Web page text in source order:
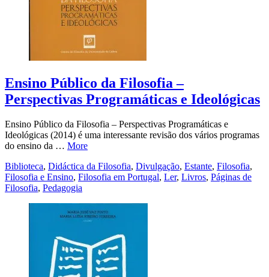
Ensino Público da Filosofia –
Perspectivas Programáticas e Ideológicas
Ensino Público da Filosofia – Perspectivas Programáticas e
Ideológicas (2014) é uma interessante revisão dos vários programas
do ensino da … More
Biblioteca, Didáctica da Filosofia, Divulgação, Estante, Filosofia,
Filosofia e Ensino, Filosofia em Portugal, Ler, Livros, Páginas de
Filosofia, Pedagogia